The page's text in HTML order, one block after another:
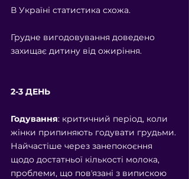
В Україні статистика схожа.
Грудне вигодовування доведено
захищає дитину від ожиріння.
2-3 ДЕНЬ
Годування: критичний період, коли
жінки припиняють годувати грудьми.
Найчастіше через занепокоєння
щодо достатньої кількості молока,
проблеми, що повʼязані з випискою